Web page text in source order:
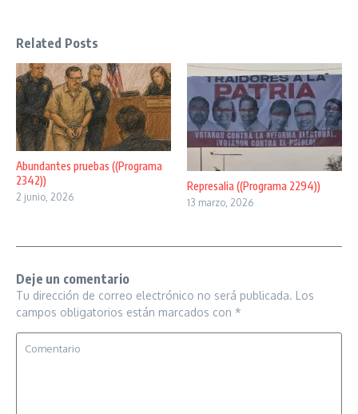
Related Posts
Abundantes pruebas ((Programa
2342))
2 junio, 2026
Represalia ((Programa 2294))
13 marzo, 2026
Deje un comentario
Tu dirección de correo electrónico no será publicada. Los
campos obligatorios están marcados con *